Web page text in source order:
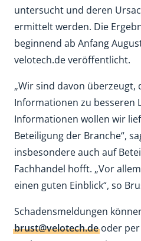
untersucht und deren
ermittelt werden. Die
beginnend ab Anfang
velotech.de veröffentlicht.
„Wir sind davon überzeugt,
Informationen zu besseren
Informationen wollen wir
Beteiligung der Branche“,
insbesondere auch auf
Fachhandel hofft. „Vor
einen guten Einblick“, so
Schadensmeldungen
brust@velotech.deoder per